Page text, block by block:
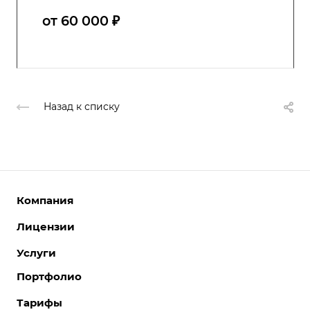
от 60 000 ₽
Назад к списку
Компания
О компании
Отзывы
Вакансии
Лицензии
Интернет-магазины
Корпоративные сайты
Услуги
Разработка сайтов
Поддержка сайтов
Портфолио
Тарифы